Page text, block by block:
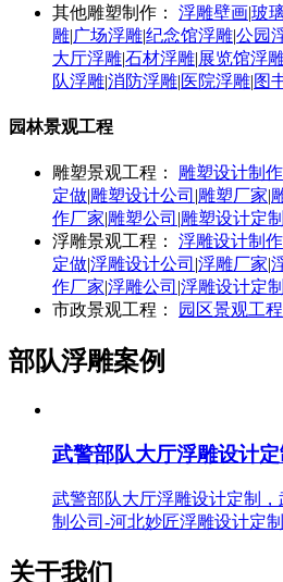
其他雕塑制作：
浮雕壁画|玻
雕|广场浮雕|纪念馆浮雕|公园
大厅浮雕|石材浮雕|展览馆浮
队浮雕|消防浮雕|医院浮雕|图
园林景观工程
雕塑景观工程： 雕塑设计制作
定做|雕塑设计公司 |雕塑厂家|
作厂家|雕塑公司 |雕塑设计定
浮雕景观工程：
浮雕设计制作
定做|浮雕设计公司 |浮雕厂家|
作厂家|浮雕公司 |浮雕设计定
市政景观工程：
园区景观工程
部队浮雕案例
武警部队大厅浮雕设计定
武警部队大厅浮雕设计定制
制公司-河北妙匠浮雕设计定
关于我们